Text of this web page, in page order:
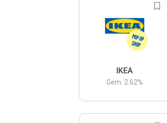
IKEA
Gem. 2.62%